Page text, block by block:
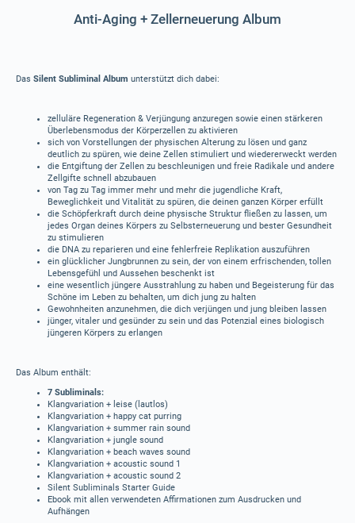
Anti-Aging + Zellerneuerung Album
Das Silent Subliminal Album unterstützt dich dabei:
zelluläre Regeneration & Verjüngung anzuregen sowie einen stärkeren
Überlebensmodus der Körperzellen zu aktivieren
sich von Vorstellungen der physischen Alterung zu lösen und ganz
deutlich zu spüren, wie deine Zellen stimuliert und wiedererweckt werden
die Entgiftung der Zellen zu beschleunigen und freie Radikale und andere
Zellgifte schnell abzubauen
von Tag zu Tag immer mehr und mehr die jugendliche Kraft,
Beweglichkeit und Vitalität zu spüren, die deinen ganzen Körper erfüllt
die Schöpferkraft durch deine physische Struktur fließen zu lassen, um
jedes Organ deines Körpers zu Selbsterneuerung und bester Gesundheit
zu stimulieren
die DNA zu reparieren und eine fehlerfreie Replikation auszuführen
ein glücklicher Jungbrunnen zu sein, der von einem erfrischenden, tollen
Lebensgefühl und Aussehen beschenkt ist
eine wesentlich jüngere Ausstrahlung zu haben und Begeisterung für das
Schöne im Leben zu behalten, um dich jung zu halten
Gewohnheiten anzunehmen, die dich verjüngen und jung bleiben lassen
jünger, vitaler und gesünder zu sein und das Potenzial eines biologisch
jüngeren Körpers zu erlangen
Das Album enthält:
7 Subliminals:
Klangvariation + leise (lautlos)
Klangvariation + happy cat purring
Klangvariation + summer rain sound
Klangvariation + jungle sound
Klangvariation + beach waves sound
Klangvariation + acoustic sound 1
Klangvariation + acoustic sound 2
Silent Subliminals Starter Guide
Ebook mit allen verwendeten Affirmationen zum Ausdrucken und
Aufhängen